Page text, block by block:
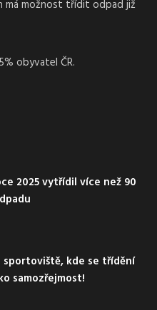
má možnost třídit odpad již
obyvatel ČR.
2025 vytřídil více než 90
kde se třídění
samozřejmost!